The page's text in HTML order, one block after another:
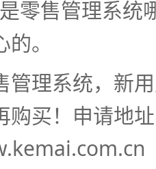
零售管理系统
。
理系统，新用
购买！申请地